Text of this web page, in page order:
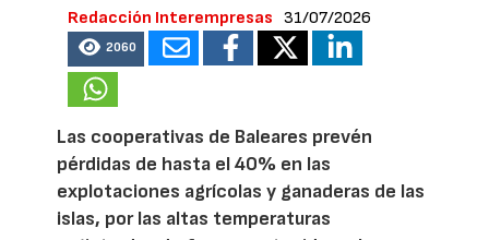
Redacción Interempresas 31/07/2026
2060
Las cooperativas de Baleares prevén
pérdidas de hasta el 40% en las
explotaciones agrícolas y ganaderas de las
islas, por las altas temperaturas